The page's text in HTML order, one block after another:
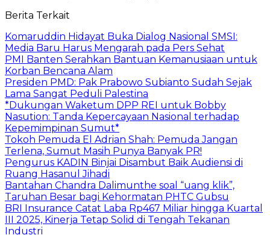
Berita Terkait
Komaruddin Hidayat Buka Dialog Nasional SMSI:
Media Baru Harus Mengarah pada Pers Sehat
PMI Banten Serahkan Bantuan Kemanusiaan untuk
Korban Bencana Alam
Presiden PMD: Pak Prabowo Subianto Sudah Sejak
Lama Sangat Peduli Palestina
*Dukungan Waketum DPP REI untuk Bobby
Nasution: Tanda Kepercayaan Nasional terhadap
Kepemimpinan Sumut*
Tokoh Pemuda El Adrian Shah: Pemuda Jangan
Terlena, Sumut Masih Punya Banyak PR!
Pengurus KADIN Binjai Disambut Baik Audiensi di
Ruang Hasanul Jihadi
Bantahan Chandra Dalimunthe soal “uang klik”,
Taruhan Besar bagi Kehormatan PHTC Gubsu
BRI Insurance Catat Laba Rp467 Miliar hingga Kuartal
III 2025, Kinerja Tetap Solid di Tengah Tekanan
Industri